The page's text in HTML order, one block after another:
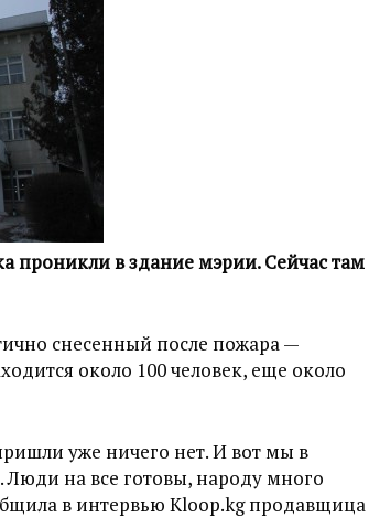
проникли в здание мэрии. Сейчас там
снесенный после пожара —
около 100 человек, еще около
уже ничего нет. И вот мы в
на все готовы, народу много
в интервью Kloop.kg продавщица